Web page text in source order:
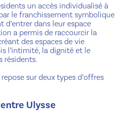
un accès individualisé à
le franchissement symbolique
d’entrer dans leur espace
a permis de raccourcir la
des espaces de vie
l’intimité, la dignité et le
résidents.
sur deux types d’offres
Ulysse